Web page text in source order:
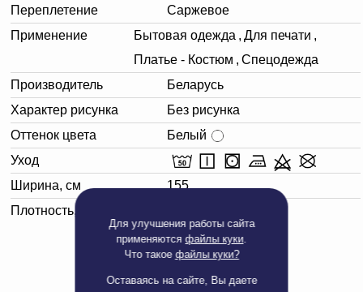
Для улучшения работы сайта
применяютсяфайлы куки.
Что такое файлы куки?
Оставаясь на сайте, Вы даете
Переплетение
Саржевое
Применение
Бытовая одежда , Для печати ,
Платье - Костюм , Спецодежда
Производитель
Беларусь
Характер рисунка
Без рисунка
Оттенок цвета
Белый
Уход
Ширина, см
155
Плотность, г/м²